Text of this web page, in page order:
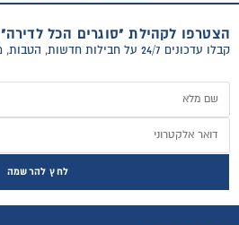
הצטרפו לקהילת "סוגרים הכל לדירה"
קבלו עדכונים 24/7 על חבילות חדשות, הטבות, מבצעים וטיפים למעבר דירה!
לחץ להרשמה